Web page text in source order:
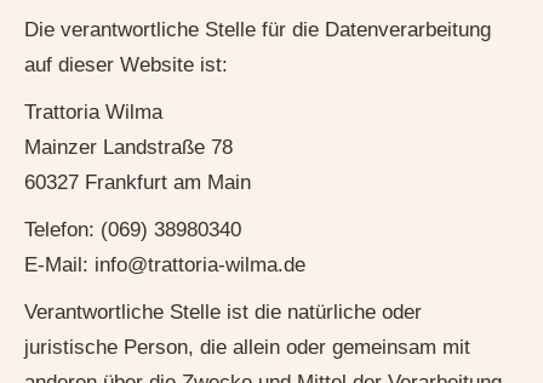
Die verantwortliche Stelle für die Datenverarbeitung
auf dieser Website ist:
Trattoria Wilma
Mainzer Landstraße 78
60327 Frankfurt am Main
Telefon: (069) 38980340
E-Mail: info@trattoria-wilma.de
Verantwortliche Stelle ist die natürliche oder
juristische Person, die allein oder gemeinsam mit